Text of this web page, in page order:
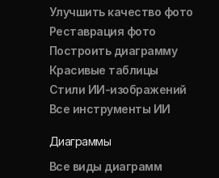
Улучшить качество фото
Реставрация фото
Построить диаграмму
Красивые таблицы
Стили ИИ-изображений
Все инструменты ИИ
Диаграммы
Все виды диаграмм